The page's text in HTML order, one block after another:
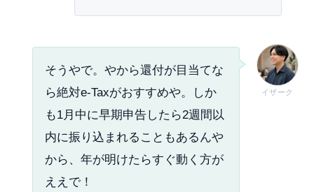
イザーク
そうやで。やから還付が目当てな
ら絶対e-Taxがおすすめや。しか
も1月中に早期申告したら2週間以
内に振り込まれることもあるんや
から、年が明けたらすぐ動く方が
ええで！